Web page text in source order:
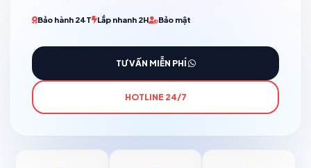
Bảo hành 24T Lắp nhanh 2H Bảo mật
TƯ VẤN MIỄN PHÍ
HOTLINE 24/7